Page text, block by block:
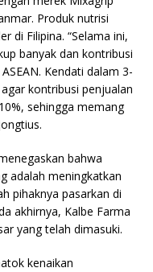
Produk nutrisi
di Filipina. “Selama ini,
banyak dan kontribusi
Kendati dalam 3-
kontribusi penjualan
sehingga memang
bahwa
adalah meningkatkan
pihaknya pasarkan di
akhirnya, Kalbe Farma
yang telah dimasuki.
kenaikan